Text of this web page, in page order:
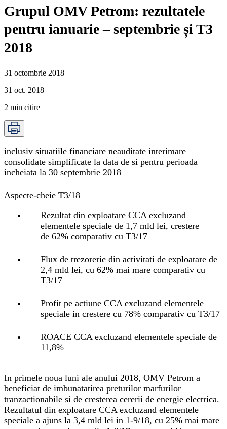
Grupul OMV Petrom: rezultatele
pentru ianuarie – septembrie și T3
2018
31 octombrie 2018
31 oct. 2018
2 min citire
inclusiv situatiile financiare neauditate interimare
consolidate simplificate la data de si pentru perioada
incheiata la 30 septembrie 2018
Aspecte-cheie T3/18
Rezultat din exploatare CCA excluzand
elementele speciale de 1,7 mld lei, crestere
de 62% comparativ cu T3/17
Flux de trezorerie din activitati de exploatare de
2,4 mld lei, cu 62% mai mare comparativ cu
T3/17
Profit pe actiune CCA excluzand elementele
speciale in crestere cu 78% comparativ cu T3/17
ROACE CCA excluzand elementele speciale de
11,8%
In primele noua luni ale anului 2018, OMV Petrom a
beneficiat de imbunatatirea preturilor marfurilor
tranzactionabile si de cresterea cererii de energie electrica.
Rezultatul din exploatare CCA excluzand elementele
speciale a ajuns la 3,4 mld lei in 1-9/18, cu 25% mai mare